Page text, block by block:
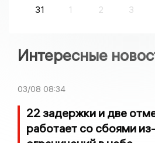
31
1 2 3
Интересные
03/08 08:34
22 задержки и две
работает со сбоями